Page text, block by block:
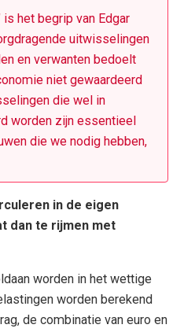
is het begrip van Edgar
uitwisselingen
en verwanten bedoelt
niet gewaardeerd
die wel in
worden zijn essentieel
die we nodig hebben,
in de eigen
dan te rijmen met
worden in het wettige
worden berekend
de combinatie van euro en